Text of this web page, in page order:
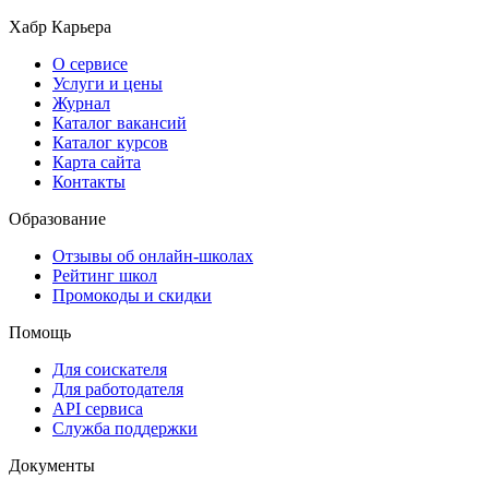
Хабр Карьера
О сервисе
Услуги и цены
Журнал
Каталог вакансий
Каталог курсов
Карта сайта
Контакты
Образование
Отзывы об онлайн-школах
Рейтинг школ
Промокоды и скидки
Помощь
Для соискателя
Для работодателя
API сервиса
Служба поддержки
Документы